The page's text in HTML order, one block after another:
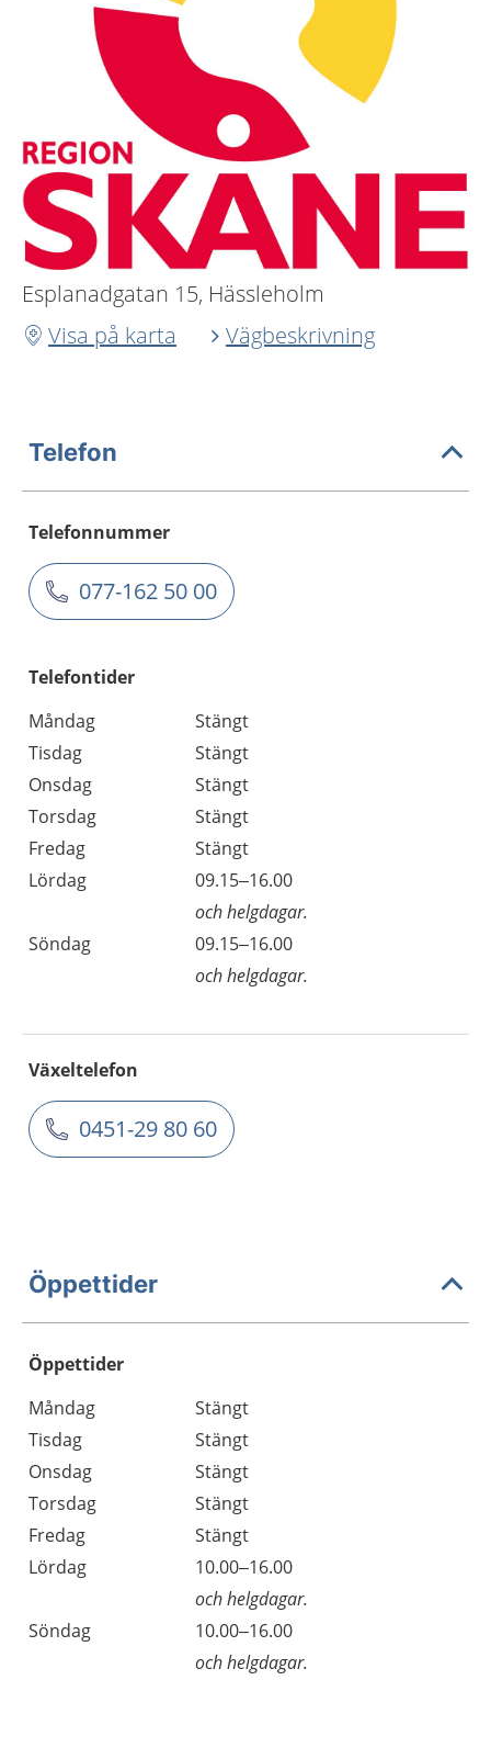
Esplanadgatan 15, Hässleholm
Visa på karta
Vägbeskrivning
Telefon
Telefonnummer
077-162 50 00
Telefontider
Måndag
Stängt
Tisdag
Stängt
Onsdag
Stängt
Torsdag
Stängt
Fredag
Stängt
Lördag
09.15–16.00
och helgdagar.
Söndag
09.15–16.00
och helgdagar.
Växeltelefon
0451-29 80 60
Öppettider
Öppettider
Dag
Öppettider
Kommentarer
Måndag
Stängt
Tisdag
Stängt
Onsdag
Stängt
Torsdag
Stängt
Fredag
Stängt
Lördag
10.00–16.00
och helgdagar.
Söndag
10.00–16.00
och helgdagar.